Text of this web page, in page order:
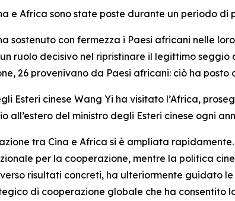
e Africa sono state poste durante un periodo
sostenuto con fermezza i Paesi africani nelle
ruolo decisivo nel ripristinare il legittimo seggio
26 provenivano da Paesi africani: ciò ha
Esteri cinese Wang Yi ha visitato l’Africa,
all’estero del ministro degli Esteri cinese ogni
tra Cina e Africa si è ampliata
per la cooperazione, mentre la politica
risultati concreti, ha ulteriormente guidato
di cooperazione globale che ha consentito